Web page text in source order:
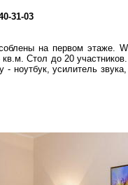
31-03
на первом этаже.
Стол до 20
ноутбук, усилитель